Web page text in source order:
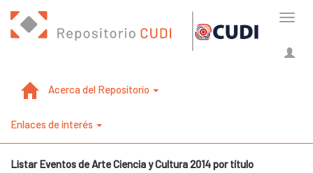
Acerca del Repositorio
Enlaces de interés
Listar Eventos de Arte Ciencia y Cultura 2014 por título